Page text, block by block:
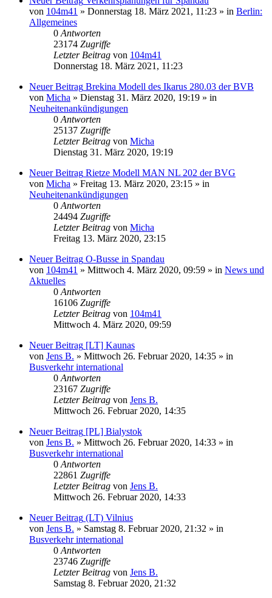
von 104m41 » Donnerstag 18. März 2021, 11:23 » in Berlin:
Allgemeines
0Antworten
23174 Zugriffe
Letzter Beitrag von 104m41
Donnerstag 18. März 2021, 11:23
Neuer Beitrag Brekina Modell des Ikarus 280.03 der BVB
von Micha » Dienstag 31. März 2020, 19:19 » in
Neuheitenankündigungen
0Antworten
25137 Zugriffe
Letzter Beitrag von Micha
Dienstag 31. März 2020, 19:19
Neuer Beitrag Rietze Modell MAN NL 202 der BVG
von Micha » Freitag 13. März 2020, 23:15 » in
Neuheitenankündigungen
0Antworten
24494 Zugriffe
Letzter Beitrag von Micha
Freitag 13. März 2020, 23:15
Neuer Beitrag O-Busse in Spandau
von 104m41 » Mittwoch 4. März 2020, 09:59 » in News und
Aktuelles
0Antworten
16106 Zugriffe
Letzter Beitrag von 104m41
Mittwoch 4. März 2020, 09:59
Neuer Beitrag [LT] Kaunas
von Jens B. » Mittwoch 26. Februar 2020, 14:35 » in
Busverkehr international
0Antworten
23167 Zugriffe
Letzter Beitrag von Jens B.
Mittwoch 26. Februar 2020, 14:35
Neuer Beitrag [PL] Bialystok
von Jens B. » Mittwoch 26. Februar 2020, 14:33 » in
Busverkehr international
0Antworten
22861 Zugriffe
Letzter Beitrag von Jens B.
Mittwoch 26. Februar 2020, 14:33
Neuer Beitrag (LT) Vilnius
von Jens B. » Samstag 8. Februar 2020, 21:32 » in
Busverkehr international
0Antworten
23746 Zugriffe
Letzter Beitrag von Jens B.
Samstag 8. Februar 2020, 21:32